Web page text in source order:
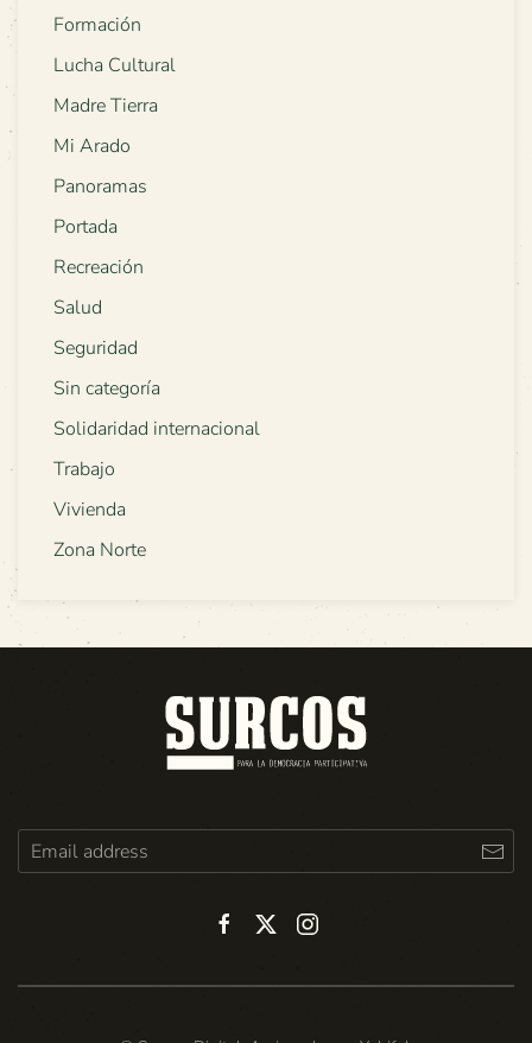
Formación
Lucha Cultural
Madre Tierra
Mi Arado
Panoramas
Portada
Recreación
Salud
Seguridad
Sin categoría
Solidaridad internacional
Trabajo
Vivienda
Zona Norte